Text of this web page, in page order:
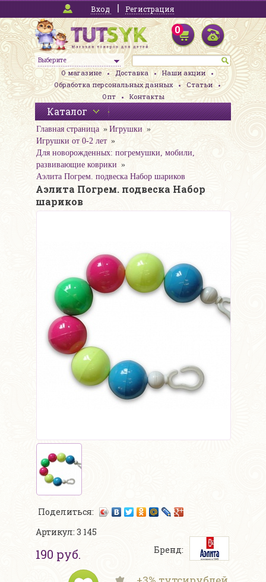
Вход Регистрация
Выберите
0
О магазине Доставка
Наши акции
Обработка персональных данных
Статьи
Опт
Контакты
Каталог
Главная страница
Игрушки
Игрушки от 0-2 лет
Для новорожденных: погремушки, мобили,
развивающие коврики
Аэлита Погрем. подвеска Набор шариков
Аэлита Погрем. подвеска Набор
шариков
Поделиться:
Артикул: 3 145
190 руб. Бренд: